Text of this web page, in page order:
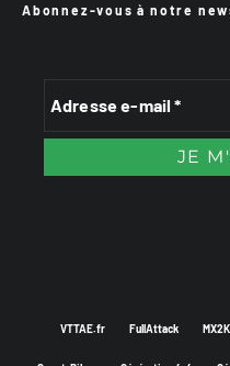
Abonnez-vous à notre
VTTAE.fr FullAttack MX2K